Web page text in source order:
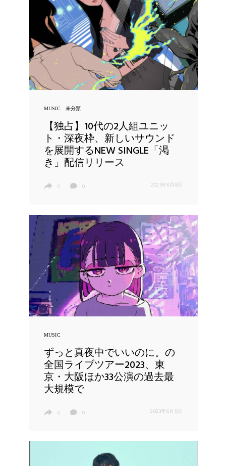
MUSIC 未分類
【独占】10代の2人組ユニッ
ト・深夜枠、新しいサウンド
を展開するNEW SINGLE「渇
き」配信リリース
0 0 2023年6月8日
MUSIC
ずっと真夜中でいいのに。の
全国ライブツアー2023、東
京・大阪ほか33公演の過去最
大規模で
0 0 2023年6月5日